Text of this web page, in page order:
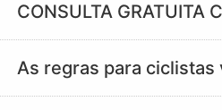
CONSULTA GRATUITA
As regras para ciclistas